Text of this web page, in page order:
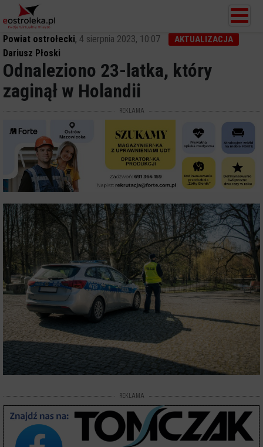
Powiat ostrołecki, 4 sierpnia 2023, 10:07 AKTUALIZACJA
Dariusz Płoski
Odnaleziono 23-latka, który
zaginął w Holandii
REKLAMA
REKLAMA